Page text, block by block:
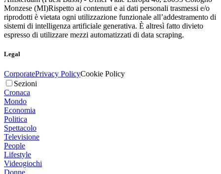
Monzese (MI)Rispetto ai contenuti e ai dati personali trasmessi e/o
riprodotti è vietata ogni utilizzazione funzionale all’addestramento di
sistemi di intelligenza artificiale generativa. È altresì fatto divieto
espresso di utilizzare mezzi automatizzati di data scraping.
Legal
CorporatePrivacy PolicyCookie Policy
Sezioni
Cronaca
Mondo
Economia
Politica
Spettacolo
Televisione
People
Lifestyle
Videogiochi
Donne